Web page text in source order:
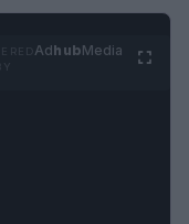
AdhubMedia